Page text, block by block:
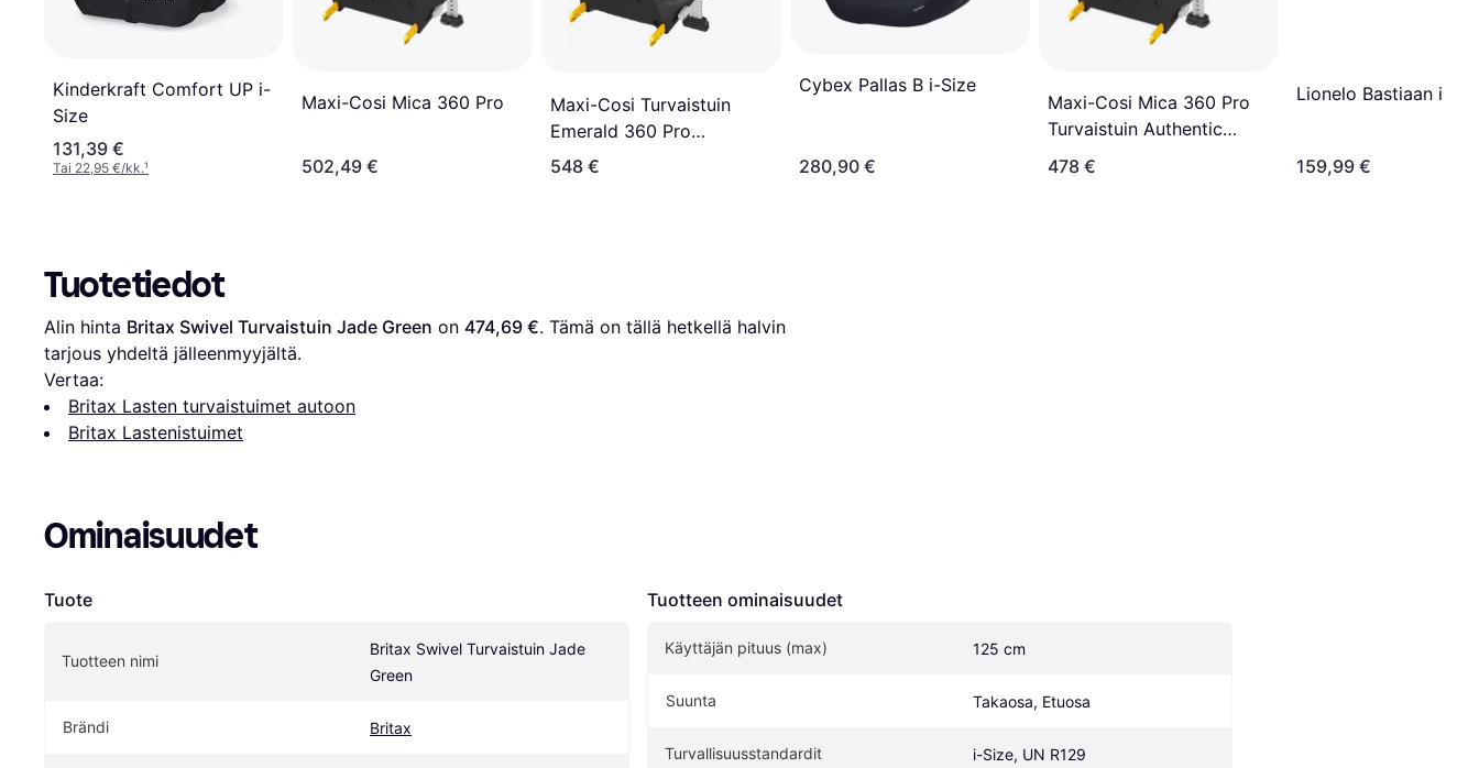
Kinderkraft Comfort UP i-
Size
131,39 €
Tai 22,95 €/kk.¹
Maxi-Cosi Mica 360 Pro
502,49 €
Maxi-Cosi Turvaistuin
Emerald 360 Pro
Authentic Blue
548 €
Cybex Pallas B i-Size
280,90 €
Maxi-Cosi Mica 360 Pro
Turvaistuin Authentic
Truffle
478 €
Lionelo Bastiaan i-
159,99 €
Tuotetiedot
Alin hinta Britax Swivel Turvaistuin Jade Green on 474,69 €. Tämä on tällä hetkellä halvin
tarjous yhdeltä jälleenmyyjältä.
Vertaa:
Britax Lasten turvaistuimet autoon
Britax Lastenistuimet
Ominaisuudet
Tuote
Tuotteen nimi
Britax Swivel Turvaistuin Jade
Green
Brändi Britax
Tuotteen ominaisuudet
Käyttäjän pituus (max) 125 cm
Suunta Takaosa, Etuosa
Turvallisuusstandardit i-Size, UN R129